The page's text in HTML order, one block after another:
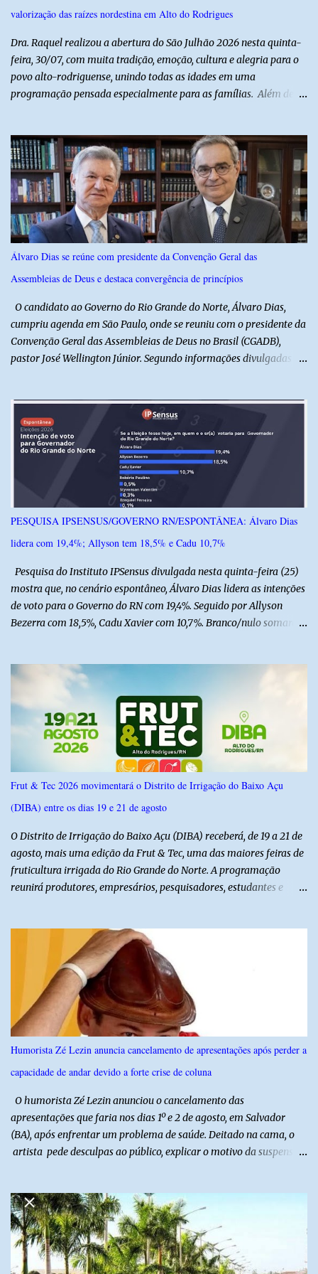
alerta sobre álcool e direção Em nota, a Polícia Militar manifestou
valorização das raízes nordestina em Alto do Rodrigues
Dra. Raquel realizou a abertura do São Julhão 2026 nesta quinta-
feira, 30/07, com muita tradição, emoção, cultura e alegria para o
povo alto-rodriguense, unindo todas as idades em uma
programação pensada especialmente para as famílias. Além de
mostrando o cuidado com o desenvolvimento do alto-rodriguense.
A primeira noite foi marcada por apresentações que
emocionaram o público, contando com as quadrilhas das escolas
municipais Félix Antônio e Walfredo Gurgel, o ritmo contagiante
dos Cangaceiros do Nordeste, a alegria do grupo da Melhor Idade
e o belíssimo espetáculo "Mulheres do Cangaço: o Fiar da
gargalhadas e descontração, o humorista Titela do Ceará garantiu
a alegria de todos. E o melhor de tudo é que a festa continua com
mais dois dias de muita animação, reafirmando o sucesso ...
Álvaro Dias se reúne com presidente da Convenção Geral das
Assembleias de Deus e destaca convergência de princípios
O candidato ao Governo do Rio Grande do Norte, Álvaro Dias,
cumpriu agenda em São Paulo, onde se reuniu com o presidente da
Convenção Geral das Assembleias de Deus no Brasil (CGADB),
pastor José Wellington Júnior. Segundo informações divulgadas
político nacional e estadual. De acordo com a campanha de Álvaro
Dias, o pastor José Wellington Júnior manifestou apoio à
candidatura e ressaltou a importância da participação dos cristãos
no processo democrático, defendendo a valorização de princípios
como a defesa da família, o combate à corrupção, o
enfrentamento às drogas e a proteção da vida. Ainda segundo a
lideranças da Assembleia de Deus no Rio Grande do Norte. A
Assembleia de Deus possui uma das maiores estruturas religiosas
PESQUISA IPSENSUS/GOVERNO RN/ESPONTÂNEA: Álvaro Dias
lidera com 19,4%; Allyson tem 18,5% e Cadu 10,7%
Pesquisa do Instituto IPSensus divulgada nesta quinta-feira (25)
mostra que, no cenário espontâneo, Álvaro Dias lidera as intenções
de voto para o Governo do RN com 19,4%. Seguido por Allyson
Bezerra com 18,5%, Cadu Xavier com 10,7%. Branco/nulo somaram
do Norte entre os dias 18 e 22 de junho de 2026. O levantamento
possui margem de erro de 2,5 pontos percentuais e nível de
confiança de 95%. Registro no TSE: RN-09520/2026
Frut & Tec 2026 movimentará o Distrito de Irrigação do Baixo Açu
(DIBA) entre os dias 19 e 21 de agosto
O Distrito de Irrigação do Baixo Açu (DIBA) receberá, de 19 a 21 de
agosto, mais uma edição da Frut & Tec, uma das maiores feiras de
fruticultura irrigada do Rio Grande do Norte. A programação
reunirá produtores, empresários, pesquisadores, estudantes e
instituições e tecnologias voltadas ao setor. Além das atividades
técnicas, a feira contará com programação cultural. No dia 20 de
agosto, o público poderá prestigiar o show de humor com Mução,
seguido de apresentação musical de Vê Barreto. A Frut & Tec
reforça a importância do Distrito de Irrigação do Baixo Açu como
referência na fruticultura irrigada, promovendo conhecimento,
Humorista Zé Lezin anuncia cancelamento de apresentações após perder a
capacidade de andar devido a forte crise de coluna
O humorista Zé Lezin anunciou o cancelamento das
apresentações que faria nos dias 1º e 2 de agosto, em Salvador
(BA), após enfrentar um problema de saúde. Deitado na cama, o
artista pede desculpas ao público, explicar o motivo da suspensão
impossível viajar e subir ao palco. O comediante contou que
precisou ser levado a um hospital depois de perder a capacidade
de andar normalmente. “Eu não estou conseguindo nem me
levantar direito da cama. É um processo muito dolorido”, relatou o
humorista. Durante o atendimento médico, o humorista foi